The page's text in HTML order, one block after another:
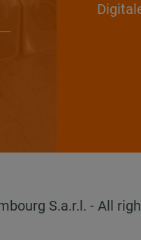
S.a.r.l. - All